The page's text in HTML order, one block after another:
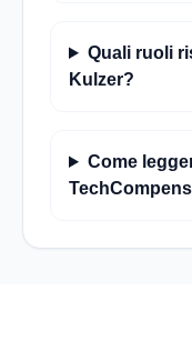
Quali ruoli
Kulzer?
Come